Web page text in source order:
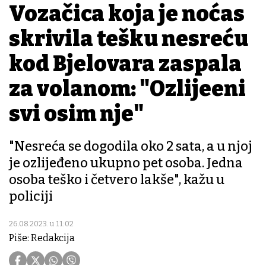
Vozačica koja je noćas
skrivila tešku nesreću
kod Bjelovara zaspala
za volanom: "Ozlijeđeni
svi osim nje"
"Nesreća se dogodila oko 2 sata, a u njoj
je ozlijeđeno ukupno pet osoba. Jedna
osoba teško i četvero lakše", kažu u
policiji
26.08.2023. u 11:02
Piše: Redakcija